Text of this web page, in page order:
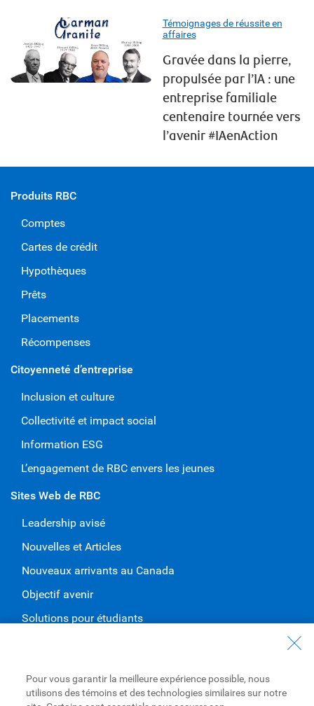
Témoignages de réussite en
affaires
Gravée dans la pierre,
propulsée par l’IA : une
entreprise familiale
centenaire tournée vers
l’avenir #IAenAction
Produits RBC
Comptes
Cartes de crédit
Hypothèques
Prêts
Placements
Récompenses
Citoyenneté d’entreprise
Inclusion et culture
Collectivité et impact social
Information ESG
L’engagement de RBC envers les jeunes
Sites Web de RBC
Leadership avisé
Nouvelles et Articles
Nouveaux arrivants au Canada
Objectif avenir
Solutions pour étudiants
Nous joindre
Trouvez une succursale ou un GAB
Pour vous garantir la meilleure expérience possible, nous
utilisons des témoins et des technologies similaires sur notre